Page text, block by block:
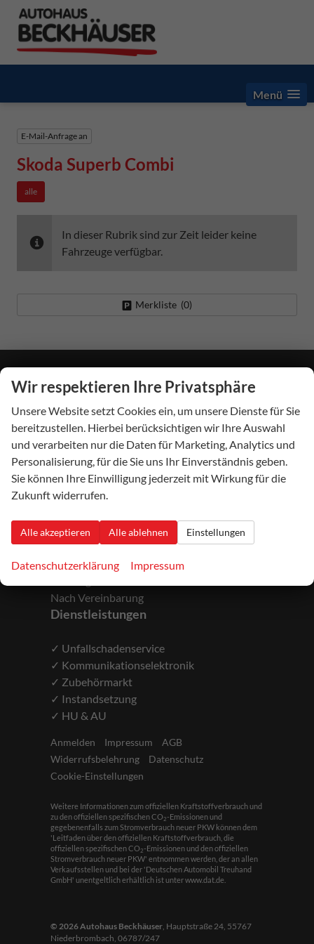
Menü
E-Mail-Anfrage an
Skoda Superb Combi
alle
In dieser Rubrik sind zur Zeit leider keine
Fahrzeuge verfügbar.
Merkliste (0)
Autohaus Beckhäuser
Hauptstraße 24
55767Niederbrombach
Telefon:
06787/247
E-Mail:
verkauf@autohaus-beckhaeuser.de
Montag bis Freitag:
Nach Vereinbarung
Nach Vereinbarung
Dienstleistungen
✓ Unfallschadenservice
✓ Kommunikationselektronik
✓ Zubehörmarkt
✓ Instandsetzung
✓ HU & AU
Anmelden Impressum
AGB
Widerrufsbelehrung
Datenschutz
Cookie-Einstellungen
Weitere Informationen zum offiziellen Kraftstoffverbrauch und
zu den offiziellen spezifischen CO2-Emissionen und
gegebenenfalls zum Stromverbrauch neuer PKW können dem
'Leitfaden über den offiziellen Kraftstoffverbrauch, die
offiziellen spezifischen CO2-Emissionen und den offiziellen
Stromverbrauch neuer PKW' entnommen werden, der an allen
Verkaufsstellen und bei der 'Deutschen Automobil Treuhand
GmbH' unentgeltlich erhältlich ist unter www.dat.de.
© 2026Autohaus Beckhäuser Hauptstraße 24 55767
Niederbrombach, 06787/247
Wir respektieren Ihre Privatsphäre
Unsere Website setzt Cookies ein, um unsere Dienste für Sie
bereitzustellen. Hierbei berücksichtigen wir Ihre Auswahl
und verarbeiten nur die Daten für Marketing, Analytics und
Personalisierung, für die Sie uns Ihr Einverständnis geben.
Sie können Ihre Einwilligung jederzeit mit Wirkung für die
Zukunft widerrufen.
Alle akzeptieren Alle ablehnen Einstellungen
Datenschutzerklärung Impressum